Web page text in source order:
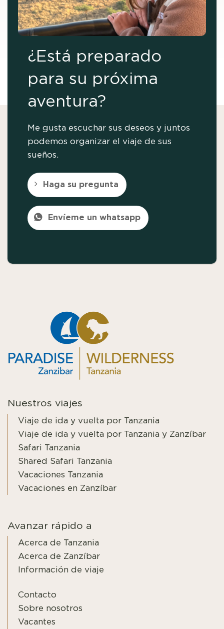
¿Está preparado
para su próxima
aventura?
Me gusta escuchar sus deseos y juntos
podemos organizar el viaje de sus
sueños.
Haga su pregunta
Envíeme un whatsapp
Nuestros viajes
Viaje de ida y vuelta por Tanzania
Viaje de ida y vuelta por Tanzania y Zanzíbar
Safari Tanzania
Shared Safari Tanzania
Vacaciones Tanzania
Vacaciones en Zanzíbar
Avanzar rápido a
Acerca de Tanzania
Acerca de Zanzíbar
Información de viaje
Contacto
Sobre nosotros
Vacantes